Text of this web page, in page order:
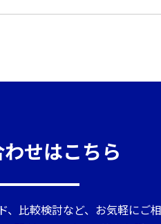
せはこちら
比較検討など、お気軽にご相